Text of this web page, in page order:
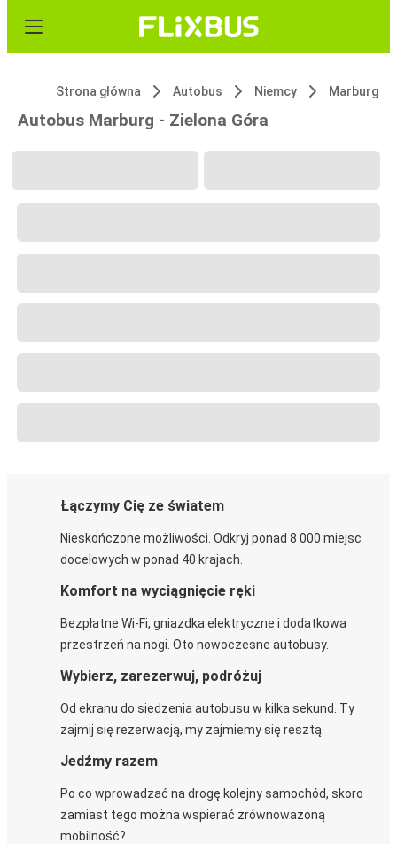
Strona główna Autobus Niemcy Marburg
Autobus Marburg - Zielona Góra
Łączymy Cię ze światem
Nieskończone możliwości. Odkryj ponad 8 000 miejsc
docelowych w ponad 40 krajach.
Komfort na wyciągnięcie ręki
Bezpłatne Wi-Fi, gniazdka elektryczne i dodatkowa
przestrzeń na nogi. Oto nowoczesne autobusy.
Wybierz, zarezerwuj, podróżuj
Od ekranu do siedzenia autobusu w kilka sekund. Ty
zajmij się rezerwacją, my zajmiemy się resztą.
Jedźmy razem
Po co wprowadzać na drogę kolejny samochód, skoro
zamiast tego można wspierać zrównoważoną
mobilność?